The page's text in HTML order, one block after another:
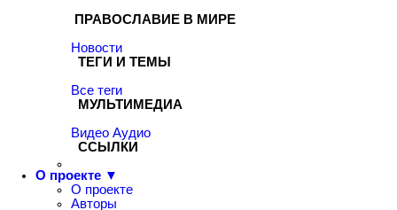
ПРАВОСЛАВИЕ В МИРЕ
Новости
ТЕГИ И ТЕМЫ
Все теги
МУЛЬТИМЕДИА
Видео Аудио
ССЫЛКИ
О проекте ▼
О проекте
Авторы